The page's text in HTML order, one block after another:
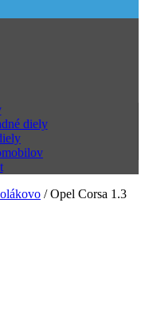
diely
/Opel Corsa 1.3